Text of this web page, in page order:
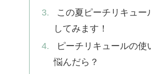
この夏ピーチリキュー
してみます！
ピーチリキュールの使
悩んだら？